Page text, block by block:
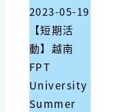
2023-05-19
【短期活
動】越南
FPT
University
Summer